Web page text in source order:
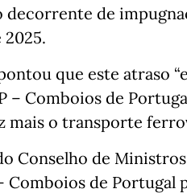
decorrente de
que este atraso
– Comboios de
mais o transporte
Conselho de
de Portugal